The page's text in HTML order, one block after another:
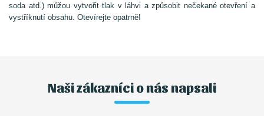
soda atd.) můžou vytvořit tlak v láhvi a způsobit nečekané otevření a
vystříknutí obsahu. Otevírejte opatrně!
Naši zákazníci o nás napsali